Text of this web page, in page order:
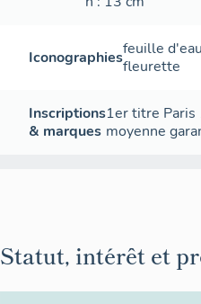
Iconographiesfeuille
fleurette
Inscriptions
& marques
1er titre
moyenne
Statut, intérêt et